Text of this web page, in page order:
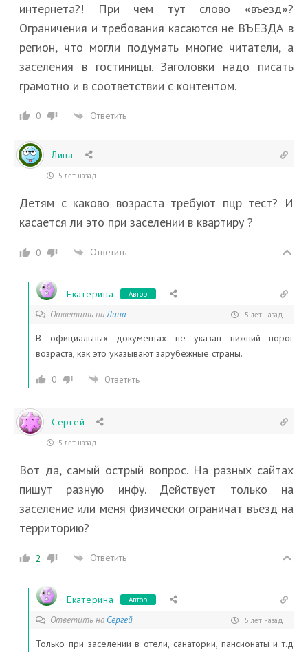
интернета?! При чем тут слово «въезд»?
Ограничения и требования касаются не ВЪЕЗДА в
регион, что могли подумать многие читатели, а
заселения в гостиницы. Заголовки надо писать
грамотно и в соответствии с контентом.
0 Ответить
Лина
5 лет назад
Детям с каково возраста требуют пцр тест? И
касается ли это при заселении в квартиру ?
0 Ответить
Екатерина Автор
Ответить наЛина 5 лет назад
В официальных документах не указан нижний порог
возраста, как это указывают зарубежные страны.
0 Ответить
Сергей
5 лет назад
Вот да, самый острый вопрос. На разных сайтах
пишут разную инфу. Действует только на
заселение или меня физически ограничат въезд на
территорию?
2 Ответить
Екатерина Автор
Ответить на Сергей 5 лет назад
Только при заселении в отели, санатории, пансионаты и т.д